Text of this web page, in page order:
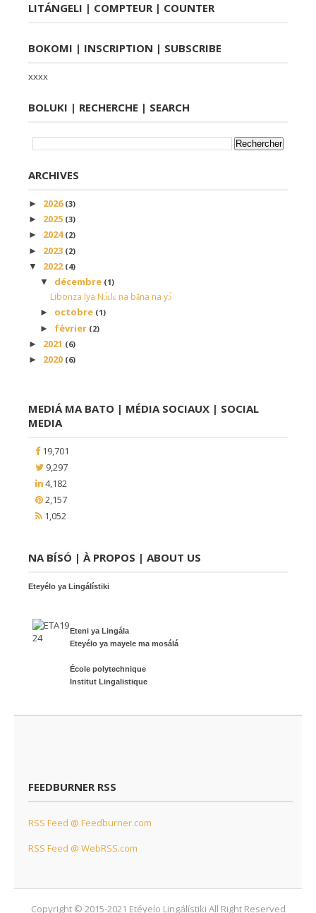
LITÁNGELI | COMPTEUR | COUNTER
BOKOMI | INSCRIPTION | SUBSCRIBE
xxxx
BOLUKI | RECHERCHE | SEARCH
ARCHIVES
► 2026 (3)
► 2025 (3)
► 2024 (2)
► 2023 (2)
▼ 2022 (4)
▼ décembre (1)
Libonza lya Nɔ́ɛlɛ na bǎna na yɔ́
► octobre (1)
► février (2)
► 2021 (6)
► 2020 (6)
MEDIÁ MA BATO | MÉDIA SOCIAUX | SOCIAL
MEDIA
19,701
9,297
4,182
2,157
1,052
NA BÍSÓ | À PROPOS | ABOUT US
Eteyélo ya Lingálístiki
Eteni ya Lingála
Eteyélo ya mayele ma mosálá
École polytechnique
Institut Lingalistique
FEEDBURNER RSS
RSS Feed @ Feedburner.com
RSS Feed @ WebRSS.com
Copyright © 2015-2021 Etéyelo Lingálístiki All Right Reserved